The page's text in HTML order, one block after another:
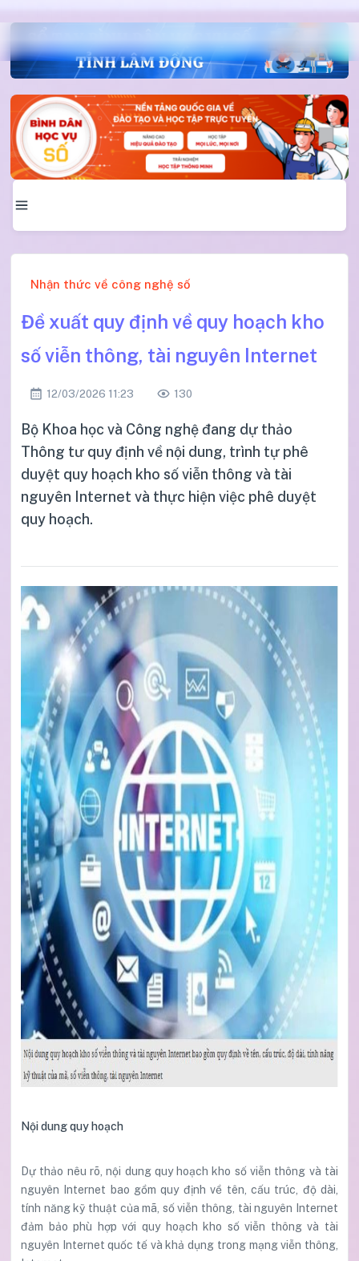
Nhận thức về công nghệ số
Đề xuất quy định về quy hoạch kho
số viễn thông, tài nguyên Internet
12/03/2026 11:23 130
Bộ Khoa học và Công nghệ đang dự thảo
Thông tư quy định về nội dung, trình tự phê
duyệt quy hoạch kho số viễn thông và tài
nguyên Internet và thực hiện việc phê duyệt
quy hoạch.
Nội dung quy hoạch
Dự thảo nêu rõ, nội dung quy hoạch kho số viễn thông và tài
nguyên Internet bao gồm quy định về tên, cấu trúc, độ dài,
tính năng kỹ thuật của mã, số viễn thông, tài nguyên Internet
đảm bảo phù hợp với quy hoạch kho số viễn thông và tài
nguyên Internet quốc tế và khả dụng trong mạng viễn thông,